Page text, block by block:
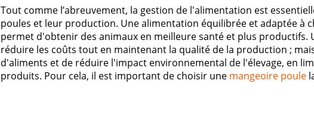
Tout comme l’abreuvement, la gestion de l'alimentation est
poules et leur production. Une alimentation équilibrée et adaptée à
permet d'obtenir des animaux en meilleure santé et plus productifs.
réduire les coûts tout en maintenant la qualité de la production ;
d'aliments et de réduire l'impact environnemental de l'élevage, en
produits. Pour cela, il est important de choisir une mangeoire poule